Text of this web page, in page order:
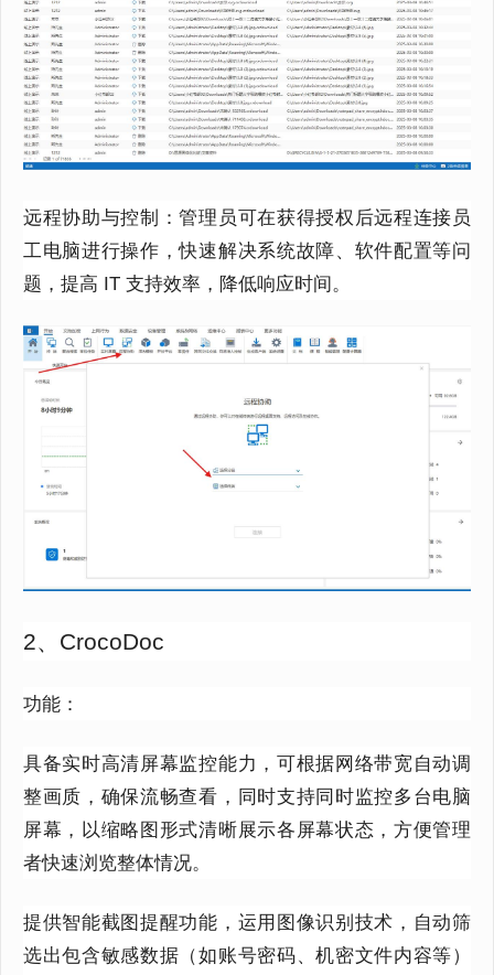
远程协助与控制：管理员可在获得授权后远程连接员
工电脑进行操作，快速解决系统故障、软件配置等问
题，提高 IT 支持效率，降低响应时间。
2、CrocoDoc
功能：
具备实时高清屏幕监控能力，可根据网络带宽自动调
整画质，确保流畅查看，同时支持同时监控多台电脑
屏幕，以缩略图形式清晰展示各屏幕状态，方便管理
者快速浏览整体情况。
提供智能截图提醒功能，运用图像识别技术，自动筛
选出包含敏感数据（如账号密码、机密文件内容等）